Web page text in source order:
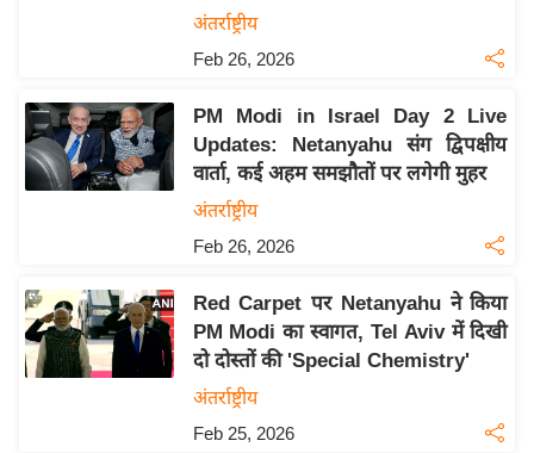
सा
ल
बे
ल
श
ख्सि
य
अंतर्राष्ट्रीय
Feb 26, 2026
PM Modi in Israel Day 2 Live
Updates: Netanyahu संग द्विपक्षीय
वार्ता, कई अहम समझौतों पर लगेगी मुहर
अंतर्राष्ट्रीय
Feb 26, 2026
Red Carpet पर Netanyahu ने किया
PM Modi का स्वागत, Tel Aviv में दिखी
दो दोस्तों की 'Special Chemistry'
अंतर्राष्ट्रीय
Feb 25, 2026